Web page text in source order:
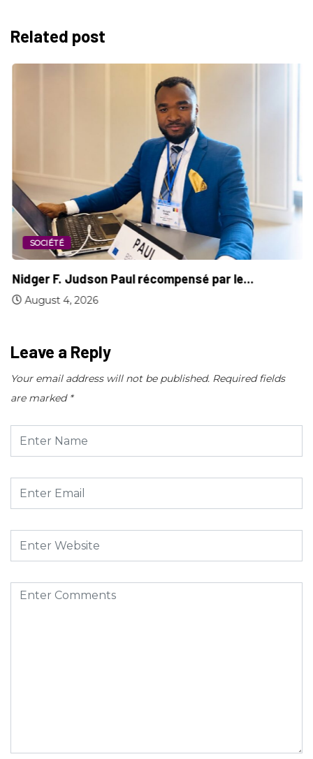
Related post
SOCIÉTÉ
Nidger F. Judson Paul récompensé par le...
August 4, 2026
Leave a Reply
Your email address will not be published. Required fields
are marked *